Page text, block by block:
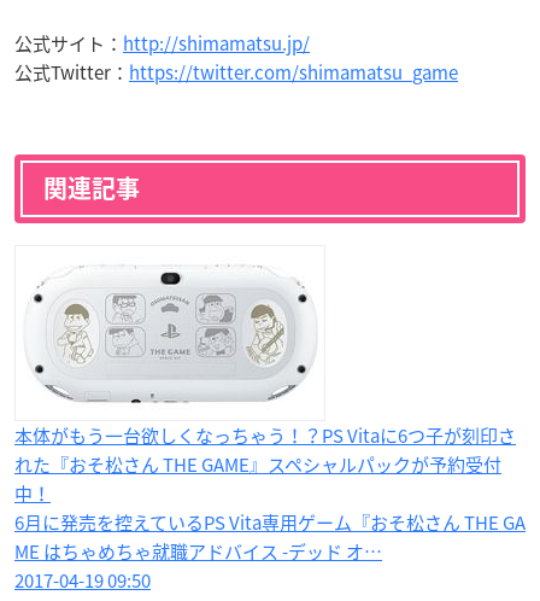
公式サイト： http://shimamatsu.jp/
公式Twitter： https://twitter.com/shimamatsu_game
関連記事
本体がもう一台欲しくなっちゃう！？PS Vitaに6つ子が刻印さ
れた『おそ松さん THE GAME』スペシャルパックが予約受付
中！
6月に発売を控えているPS Vita専用ゲーム『おそ松さん THE GA
ME はちゃめちゃ就職アドバイス -デッド オ…
2017-04-19 09:50